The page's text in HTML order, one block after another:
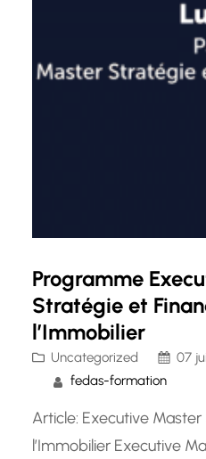
Programme
Stratégie et
l’Immobilier
Uncategorized
07
fedas-formation
Article: Executive
l’Immobilier Executive